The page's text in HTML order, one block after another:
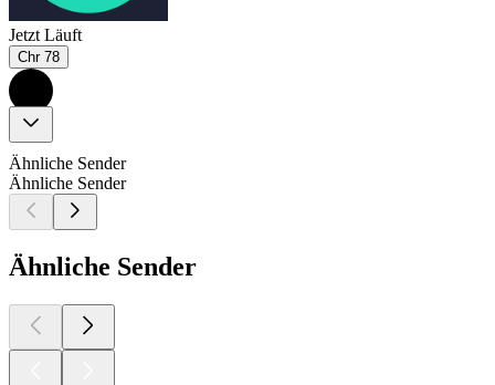
Jetzt Läuft
Chr 78
Ähnliche Sender
Ähnliche Sender
Ähnliche Sender